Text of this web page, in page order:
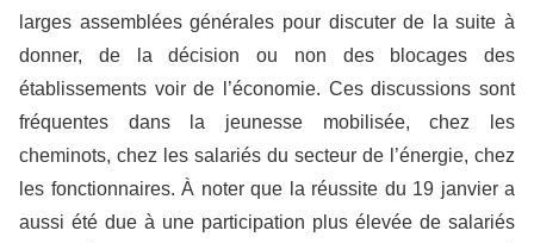
larges assemblées générales pour discuter de la suite à
donner, de la décision ou non des blocages des
établissements voir de l’économie. Ces discussions sont
fréquentes dans la jeunesse mobilisée, chez les
cheminots, chez les salariés du secteur de l’énergie, chez
les fonctionnaires. À noter que la réussite du 19 janvier a
aussi été due à une participation plus élevée de salariés